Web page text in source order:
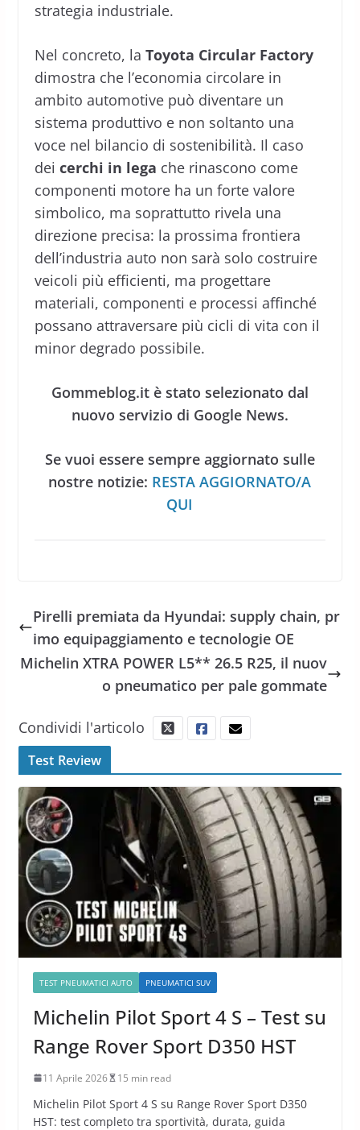
strategia industriale.
Nel concreto, la Toyota Circular Factory
dimostra che l’economia circolare in
ambito automotive può diventare un
sistema produttivo e non soltanto una
voce nel bilancio di sostenibilità. Il caso
dei cerchi in lega che rinascono come
componenti motore ha un forte valore
simbolico, ma soprattutto rivela una
direzione precisa: la prossima frontiera
dell’industria auto non sarà solo costruire
veicoli più efficienti, ma progettare
materiali, componenti e processi affinché
possano attraversare più cicli di vita con il
minor degrado possibile.
Gommeblog.it è stato selezionato dal
nuovo servizio di Google News.
Se vuoi essere sempre aggiornato sulle
nostre notizie: RESTA AGGIORNATO/A
QUI
Pirelli premiata da Hyundai: supply chain, pr
imo equipaggiamento e tecnologie OE
Michelin XTRA POWER L5** 26.5 R25, il nuov
o pneumatico per pale gommate
Condividi l'articolo
Test Review
TEST PNEUMATICI AUTO PNEUMATICI SUV
Michelin Pilot Sport 4 S – Test su
Range Rover Sport D350 HST
11 Aprile 2026 15 min read
Michelin Pilot Sport 4 S su Range Rover Sport D350
HST: test completo tra sportività, durata, guida